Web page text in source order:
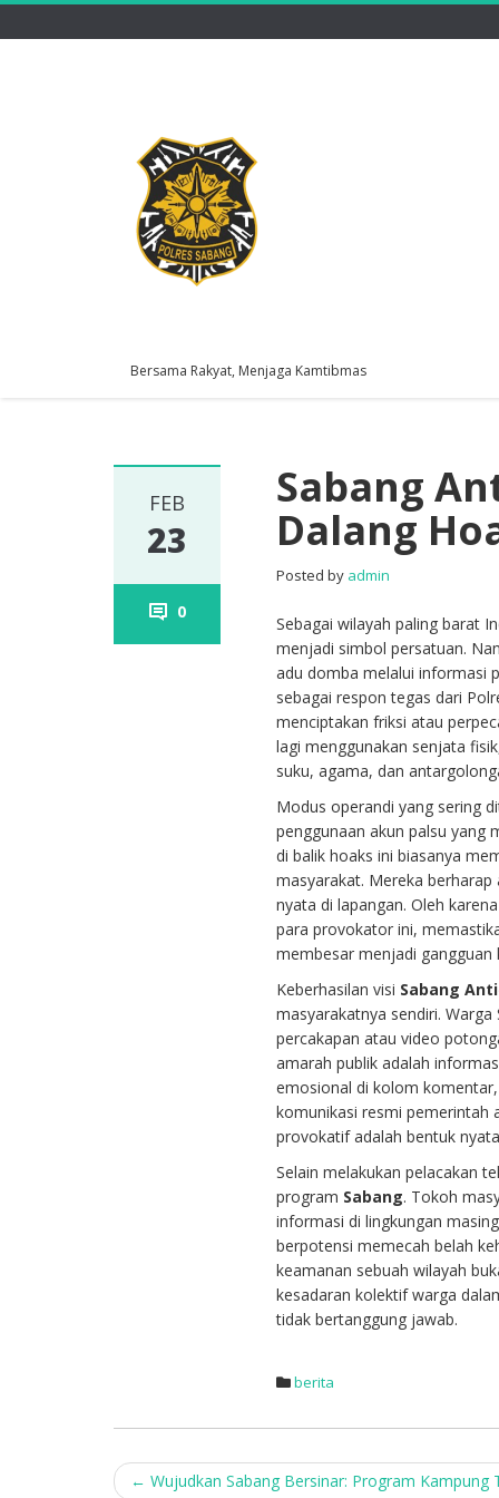
Bersama Rakyat, Menjaga Kamtibmas
FEB
23
0
Sabang
Dalang
Posted by admin
Sebagai wilayah paling barat
menjadi simbol persatuan.
adu domba melalui informasi
sebagai respon tegas dari
menciptakan friksi atau
lagi menggunakan senjata
suku, agama, dan
Modus operandi yang sering
penggunaan akun palsu yang
di balik hoaks ini biasanya
masyarakat. Mereka
nyata di lapangan. Oleh
para provokator ini,
membesar menjadi gangguan
Keberhasilan visi Sabang
masyarakatnya sendiri.
percakapan atau video
amarah publik adalah
emosional di kolom
komunikasi resmi pemerintah
provokatif adalah bentuk
Selain melakukan pelacakan
program Sabang. Tokoh
informasi di lingkungan
berpotensi memecah belah
keamanan sebuah wilayah
kesadaran kolektif warga
tidak bertanggung jawab.
berita
Post
← Wujudkan Sabang Bersinar: Program Kampung